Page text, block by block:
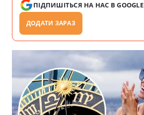
ПІДПИШІТЬСЯ НА НАС В GOOGLE
ДОДАТИ ЗАРАЗ